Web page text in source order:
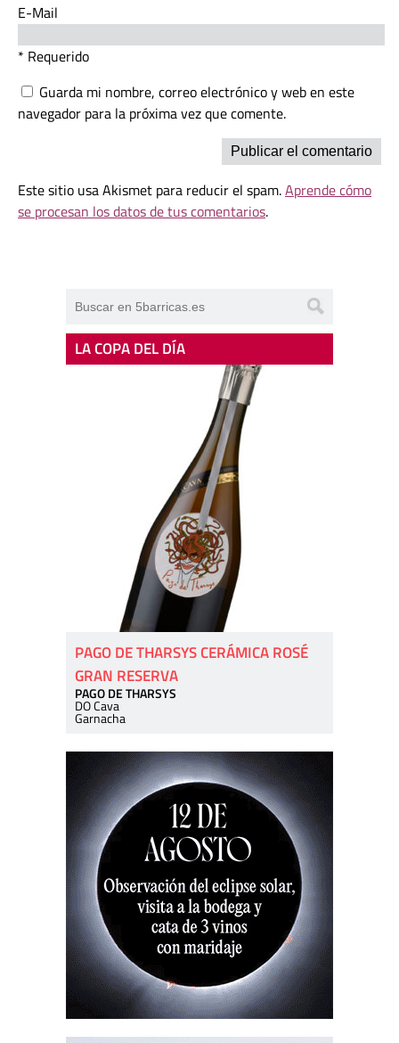
E-Mail
* Requerido
Guarda mi nombre, correo electrónico y web en este
navegador para la próxima vez que comente.
Este sitio usa Akismet para reducir el spam.Aprende cómo
se procesan los datos de tus comentarios.
LA COPA DEL DÍA
PAGO DE THARSYS CERÁMICA ROSÉ
GRAN RESERVA
PAGO DE THARSYS
DO Cava
Garnacha